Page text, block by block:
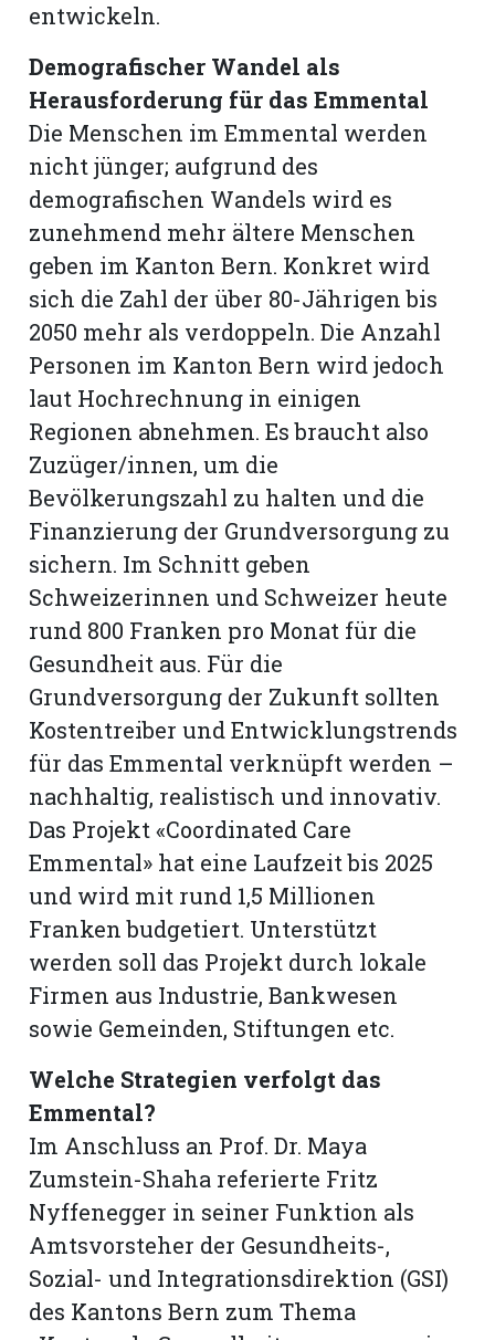
entwickeln.
Demografischer Wandel als
Herausforderung für das Emmental
Die Menschen im Emmental werden
nicht jünger; aufgrund des
demografischen Wandels wird es
zunehmend mehr ältere Menschen
geben im Kanton Bern. Konkret wird
sich die Zahl der über 80-Jährigen bis
2050 mehr als verdoppeln. Die Anzahl
Personen im Kanton Bern wird jedoch
laut Hochrechnung in einigen
Regionen abnehmen. Es braucht also
Zuzüger/innen, um die
Bevölkerungszahl zu halten und die
Finanzierung der Grundversorgung zu
sichern. Im Schnitt geben
Schweizerinnen und Schweizer heute
rund 800 Franken pro Monat für die
Gesundheit aus. Für die
Grundversorgung der Zukunft sollten
Kostentreiber und Entwicklungstrends
für das Emmental verknüpft werden –
nachhaltig, realistisch und innovativ.
Das Projekt «Coordinated Care
Emmental» hat eine Laufzeit bis 2025
und wird mit rund 1,5 Millionen
Franken budgetiert. Unterstützt
werden soll das Projekt durch lokale
Firmen aus Industrie, Bankwesen
sowie Gemeinden, Stiftungen etc.
Welche Strategien verfolgt das
Emmental?
Im Anschluss an Prof. Dr. Maya
Zumstein-Shaha referierte Fritz
Nyffenegger in seiner Funktion als
Amtsvorsteher der Gesundheits-,
Sozial- und Integrationsdirektion (GSI)
des Kantons Bern zum Thema